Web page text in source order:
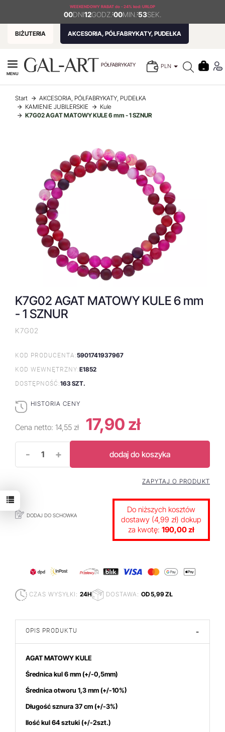
WEEKENDOWY RABAT do - 24% kod: URLOP
00DNI12GODZ.:00MIN.:52SEK.
BIŻUTERIA AKCESORIA, PÓŁFABRYKATY, PUDEŁKA
PÓŁFABRYKATY PLN
MENU
Start
AKCESORIA, PÓŁFABRYKATY, PUDEŁKA
KAMIENIE JUBILERSKIE
Kule
K7G02 AGAT MATOWY KULE 6 mm - 1 SZNUR
K7G02 AGAT MATOWY KULE 6 mm
- 1 SZNUR
K7G02
KOD PRODUCENTA:5901741937967
KOD WEWNĘTRZNY:E1852
DOSTĘPNOŚĆ:163 SZT.
HISTORIA CENY
Cena netto: 14,55 zł 17,90 zł
- + dodaj do koszyka
DODAJ DO SCHOWKA
ZAPYTAJ O PRODUKT
Do niższych kosztów
dostawy (4,99 zł) dokup
za kwotę: 190,00 zł
CZAS WYSYŁKI: 24H DOSTAWA: OD 5,99 ZŁ
OPIS PRODUKTU -
AGAT MATOWY KULE
Średnica kul 6 mm(+/-0,5mm)
Średnica otworu 1,3 mm (+/-10%)
Długość sznura 37 cm (+/-3%)
Ilość kul 64 sztuki (+/-2szt.)